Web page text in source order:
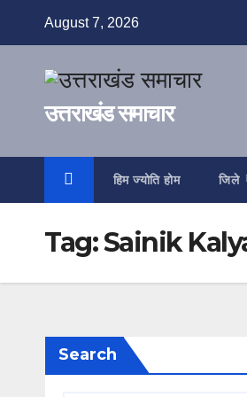
August 7, 2026
उत्तराखंड समाचार
हिम ज्योति होम जिले
Tag:Sainik
Search